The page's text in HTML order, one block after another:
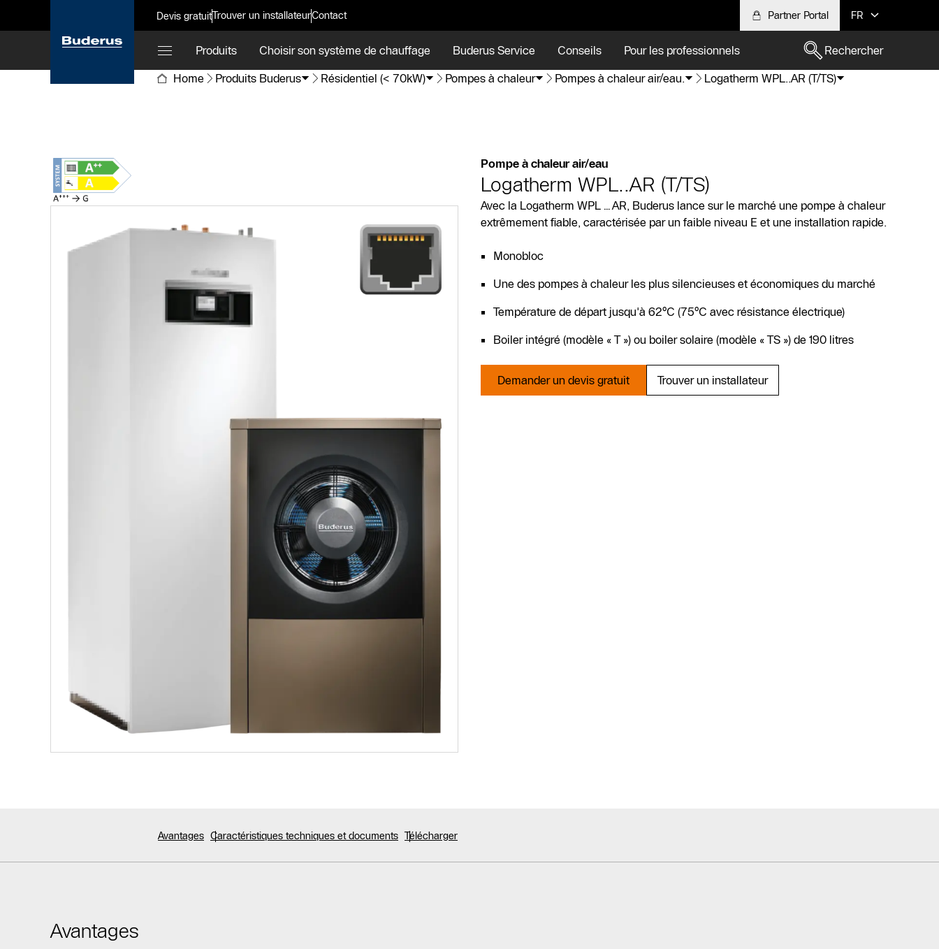
Devis gratuitTrouver un installateurContact Partner Portal FR
Produits Choisir son système de chauffage Buderus Service Conseils Pour les professionnels
Rechercher
Home
Produits Buderus Résidentiel (< 70kW) Pompes à chaleur Pompes à chaleur air/eau. Logatherm WPL..AR (T/TS)
Pompe à chaleur air/eau
Logatherm WPL..AR (T/TS)
Avec la Logatherm WPL…AR, Buderus lance sur le marché une pompe à chaleur
extrêmement fiable, caractérisée par un faible niveau E et une installation rapide.
Monobloc
Une des pompes à chaleur les plus silencieuses et économiques du marché
Température de départ jusqu'à 62°C (75°C avec résistance électrique)
Boiler intégré (modèle « T ») ou boiler solaire (modèle « TS ») de 190 litres
Demander un devis gratuit Trouver un installateur
Avantages Caractéristiques techniques et documents Télécharger
Avantages